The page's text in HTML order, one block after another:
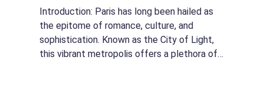
Introduction: Paris has long been hailed as
the epitome of romance, culture, and
sophistication. Known as the City of Light,
this vibrant metropolis offers a plethora of